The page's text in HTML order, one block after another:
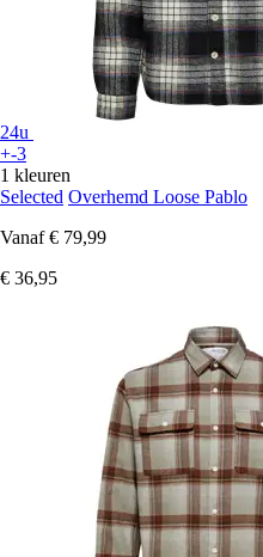
24u
+-3
1 kleuren
Selected Overhemd Loose Pablo
Vanaf € 79,99
€ 36,95